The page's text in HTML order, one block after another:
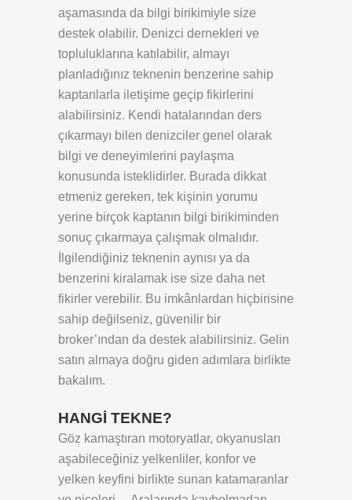
aşamasında da bilgi birikimiyle size
destek olabilir. Denizci dernekleri ve
topluluklarına katılabilir, almayı
planladığınız teknenin benzerine sahip
kaptanlarla iletişime geçip fikirlerini
alabilirsiniz. Kendi hatalarından ders
çıkarmayı bilen denizciler genel olarak
bilgi ve deneyimlerini paylaşma
konusunda isteklidirler. Burada dikkat
etmeniz gereken, tek kişinin yorumu
yerine birçok kaptanın bilgi birikiminden
sonuç çıkarmaya çalışmak olmalıdır.
İlgilendiğiniz teknenin aynısı ya da
benzerini kiralamak ise size daha net
fikirler verebilir. Bu imkânlardan hiçbirisine
sahip değilseniz, güvenilir bir
broker’ından da destek alabilirsiniz. Gelin
satın almaya doğru giden adımlara birlikte
bakalım.
HANGİ TEKNE?
Göz kamaştıran motoryatlar, okyanusları
aşabileceğiniz yelkenliler, konfor ve
yelken keyfini birlikte sunan katamaranlar